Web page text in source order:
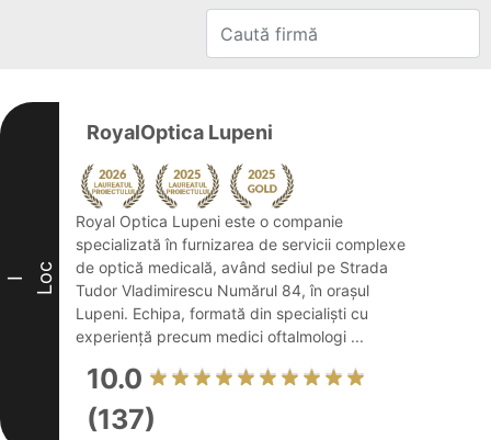
I Loc
RoyalOptica Lupeni
Royal Optica Lupeni este o companie
specializată în furnizarea de servicii complexe
de optică medicală, având sediul pe Strada
Tudor Vladimirescu Numărul 84, în orașul
Lupeni. Echipa, formată din specialiști cu
experiență precum medici oftalmologi ...
10.0
(137)